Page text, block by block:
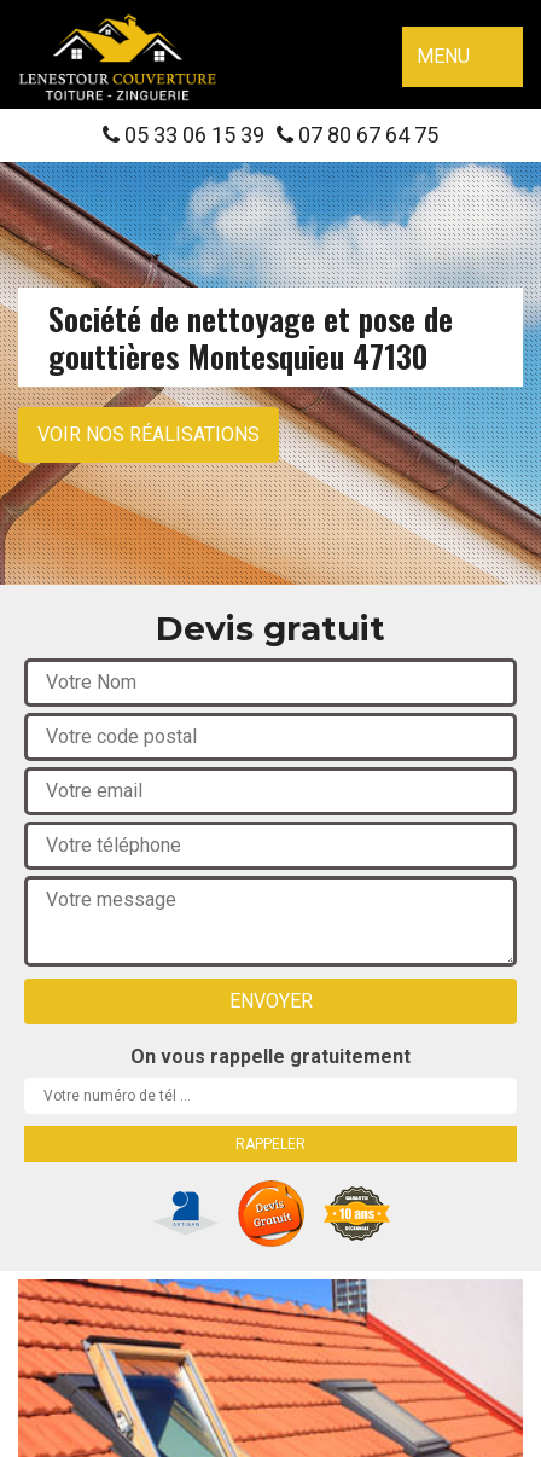
MENU
05 33 06 15 39 07 80 67 64 75
Société de nettoyage et pose de
gouttières Montesquieu 47130
VOIR NOS RÉALISATIONS
Devis gratuit
On vous rappelle gratuitement